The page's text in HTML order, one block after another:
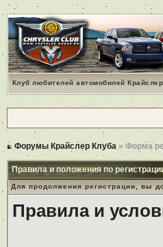
Клуб любителей автомобилей
Форумы Крайслер Клуба » Форма
Правила и положения по
Для продолжения регистрации, вы
Правила и